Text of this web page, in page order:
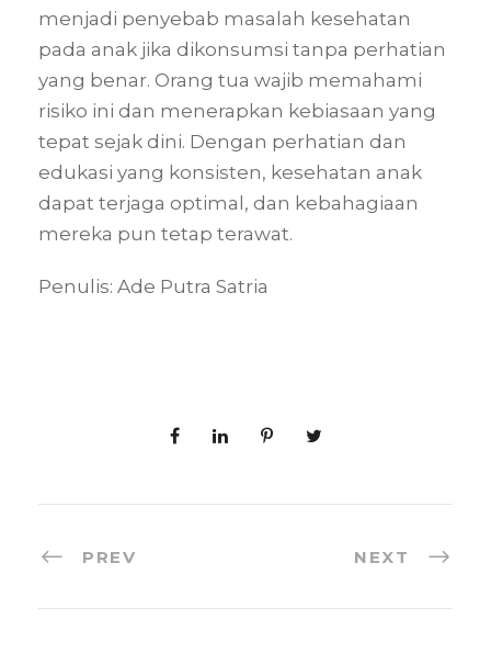
menjadi penyebab masalah kesehatan
pada anak jika dikonsumsi tanpa perhatian
yang benar. Orang tua wajib memahami
risiko ini dan menerapkan kebiasaan yang
tepat sejak dini. Dengan perhatian dan
edukasi yang konsisten, kesehatan anak
dapat terjaga optimal, dan kebahagiaan
mereka pun tetap terawat.
Penulis: Ade Putra Satria
PREV NEXT